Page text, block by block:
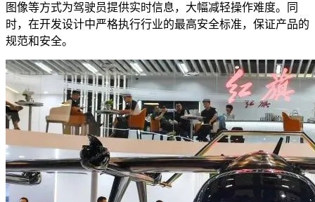
图像等方式为驾驶员提供实时信息，大幅减轻操作难度。同
时，在开发设计中严格执行行业的最高安全标准，保证产品的
规范和安全。